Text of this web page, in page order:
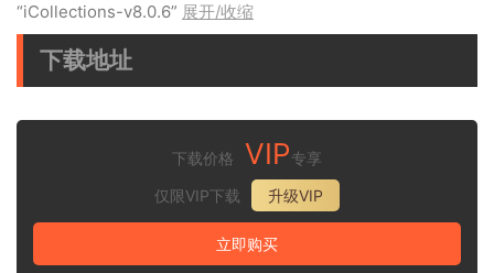
“iCollections-v8.0.6” 展开/收缩
下载地址
下载价格 VIP专享
仅限VIP下载
升级VIP
立即购买